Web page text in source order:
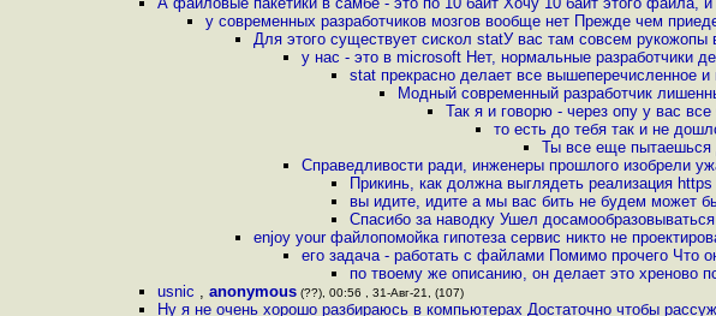
у современных разработчиков мозгов вообще нет Прежде чем
Для этого существует сискол statУ вас там совсем
у нас - это в microsoft Нет, нормальные разработчики
stat прекрасно делает все вышеперечисленное
Модный современный разработчик
Так я и говорю - через опу у вас
то есть до тебя так и не
Ты все еще пытаешься
Справедливости ради, инженеры прошлого изобрели
Прикинь, как должна выглядеть реализация
вы идите, идите а мы вас бить не будем может
Спасибо за наводку Ушел досамообразовываться
enjoy your файлопомойка гипотеза сервис никто не
его задача - работать с файлами Помимо прочего Что
по твоему же описанию, он делает это хреново
usnic , anonymous (??), 00:56 , 31-Авг-21, (107)
Ну я не очень хорошо разбираюсь в компьютерах Достаточно чтобы